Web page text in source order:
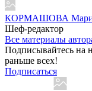
КОРМАШОВА
Шеф-редактор
Все материалы
Подписывайтесь на
раньше всех!
Подписаться